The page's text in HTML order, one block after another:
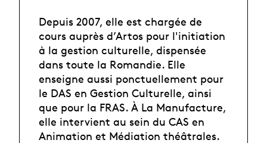
Depuis 2007, elle est chargée de
cours auprès d’Artos pour l'initiation
à la gestion culturelle, dispensée
dans toute la Romandie. Elle
enseigne aussi ponctuellement pour
le DAS en Gestion Culturelle, ainsi
que pour la FRAS. À La Manufacture,
elle intervient au sein du CAS en
Animation et Médiation théâtrales.